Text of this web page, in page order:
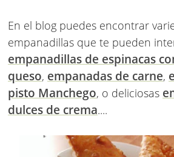
En el blog puedes encontrar
empanadillas que te pueden
empanadillas de espinacas
queso, empanadas de carne,
pisto Manchego, o deliciosas
dulces de crema....